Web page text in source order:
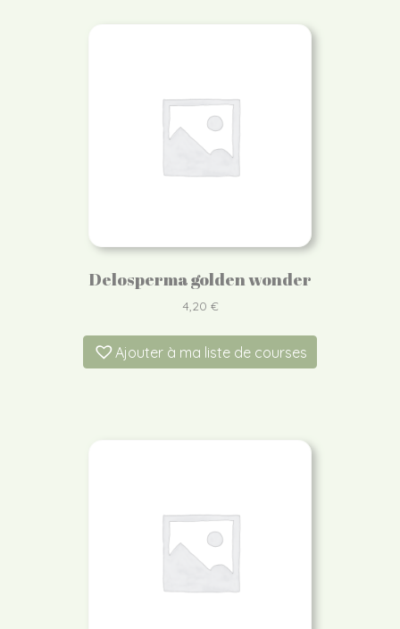
Delosperma golden wonder
4,20 €
Ajouter à ma liste de courses